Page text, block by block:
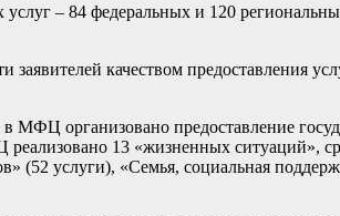
– 84 федеральных и 120
качеством предоставления
МФЦ организовано предоставление
13 «жизненных ситуаций»,
(52 услуги), «Семья, социальная